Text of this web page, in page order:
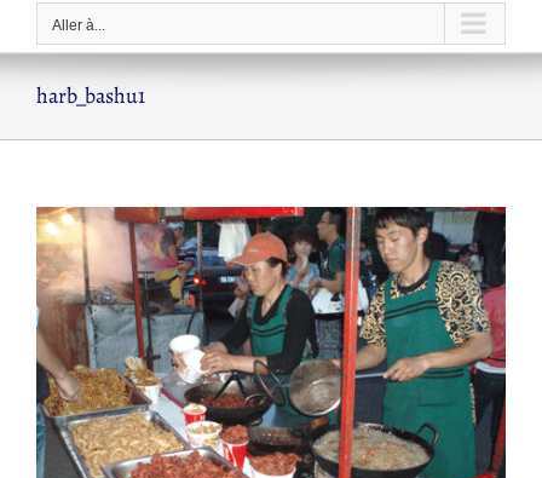
Aller à...
harb_bashu1